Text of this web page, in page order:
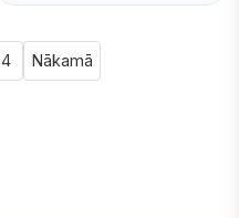
4 Nākamā